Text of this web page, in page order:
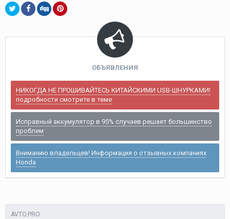
ОБЪЯВЛЕНИЯ
НИКОГДА НЕ ПРОШИВАЙТЕСЬ КИТАЙСКИМИ USB-ШНУРКАМИ!
подробности смотрите в теме
Исправный аккумулятор в 95% случаев решает большинство
проблем
Вниманию владельцев! Информация о отзывных компаниях
Honda
AVTO.PRO